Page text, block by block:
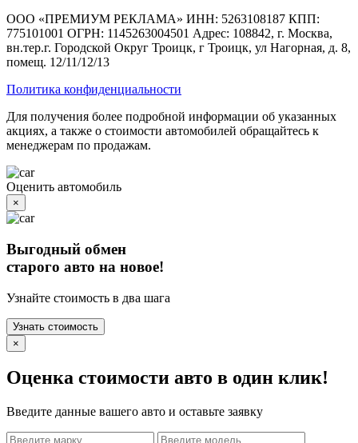
ООО «ПРЕМИУМ РЕКЛАМА» ИНН: 5263108187 КПП:
775101001 ОГРН: 1145263004501 Адрес: 108842, г. Москва,
вн.тер.г. Городской Округ Троицк, г Троицк, ул Нагорная, д. 8,
помещ. 12/11/12/13
Политика конфиденциальности
Для получения более подробной информации об указанных
акциях, а также о стоимости автомобилей обращайтесь к
менеджерам по продажам.
Оценить автомобиль
×
Выгодный обмен
старого авто на новое!
Узнайте стоимость в два шага
Узнать стоимость
×
Оценка стоимости авто в один клик!
Введите данные вашего авто и оставьте заявку